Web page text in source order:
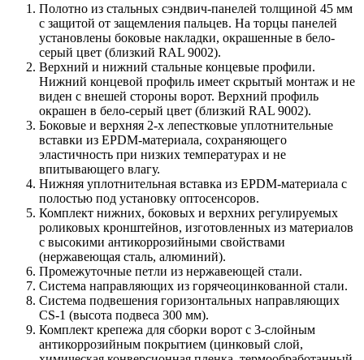
Полотно из стальных сэндвич-панелей толщиной 45 мм
с защитой от защемления пальцев. На торцы панелей
установлены боковые накладки, окрашенные в бело-
серый цвет (близкий RAL 9002).
Верхний и нижний стальные концевые профили.
Нижний концевой профиль имеет скрытый монтаж и не
виден с внешей стороны ворот. Верхний профиль
окрашен в бело-серый цвет (близкий RAL 9002).
Боковые и верхняя 2-х лепестковые уплотнительные
вставки из EPDM-материала, сохраняющего
эластичность при низких температурах и не
впитывающего влагу.
Нижняя уплотнительная вставка из EPDM-материала с
полостью под установку оптосенсоров.
Комплект нижних, боковых и верхних регулируемых
роликовых кронштейнов, изготовленных из материалов
с высокими антикоррозийными свойствами
(нержавеющая сталь, алюминий).
Промежуточные петли из нержавеющей стали.
Система направляющих из горячеоцинкованной стали.
Система подвешения горизонтальных направляющих
CS-1 (высота подвеса 300 мм).
Комплект крепежа для сборки ворот с 3-слойным
антикоррозийным покрытием (цинковый слой,